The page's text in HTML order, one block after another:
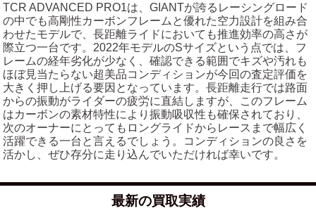
TCR ADVANCED PRO1は、GIANTが誇るレーシングロード
の中でも高剛性カーボンフレームと優れた空力設計を組み合
わせたモデルで、長距離ライドにおいても推進効率の高さが
際立つ一台です。2022年モデルのSサイズという点では、フ
レームの経年劣化が少なく、確認できる範囲でキズや汚れも
ほぼ見当たらない超美品コンディションが今回の査定評価を
大きく押し上げる要因となっています。長距離走行では路面
からの振動がライダーの疲労に直結しますが、このフレーム
はカーボンの素材特性により振動吸収性も確保されており、
次のオーナーにとってもロングライドからレースまで幅広く
活躍できる一台と言えるでしょう。コンディションの良さを
活かし、ぜひ存分に走り込んでいただければ幸いです。
最新の買取実績